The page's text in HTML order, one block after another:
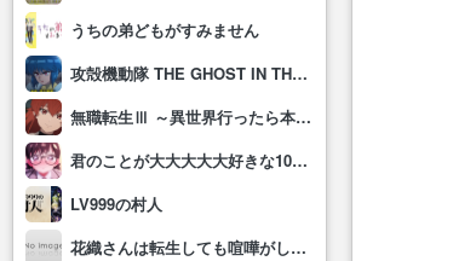
うちの弟どもがすみません
攻殻機動隊 THE GHOST IN THE SHELL
無職転生Ⅲ ～異世界行ったら本気だす～
君のことが大大大大大好きな100人の彼女(第3期)
LV999の村人
花織さんは転生しても喧嘩がしたい